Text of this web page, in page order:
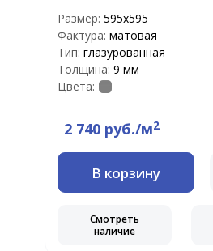
Размер: 595x595
Фактура: матовая
Тип: глазурованная
Толщина: 9 мм
Цвета:
2 740 руб./м2
В корзину
Смотреть
наличие